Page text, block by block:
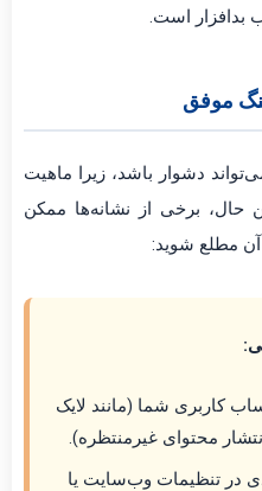
است.
دشوار باشد، زیرا ماهیت
برخی از نشانه‌ها ممکن
شوید:
شما (مانند لایک
محتوای غیرمنتظره).
تنظیمات وب‌سایت یا